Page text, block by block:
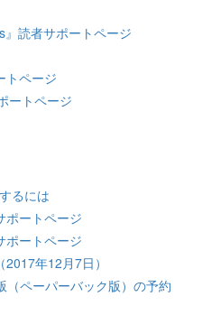
読者サポートページ
トページ
ートページ
るには
ポートページ
ポートページ
年12月7日）
（ペーパーバック版）の予約